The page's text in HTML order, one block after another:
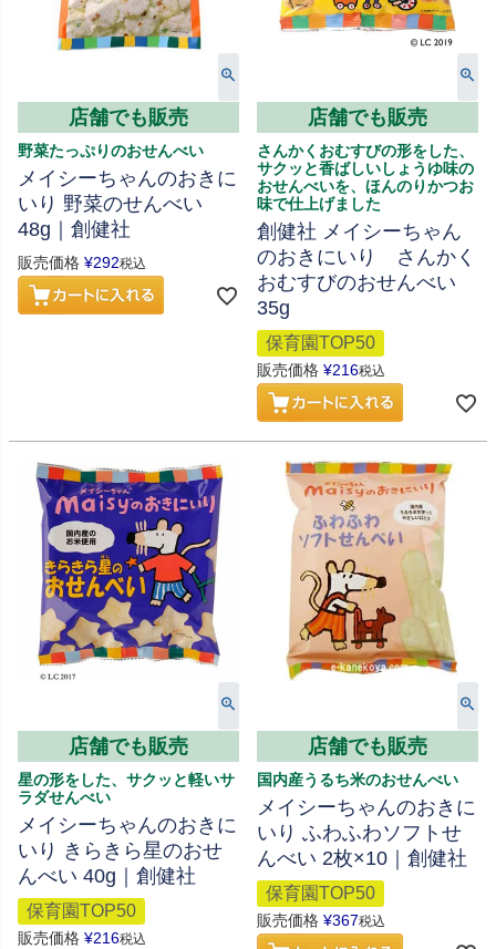
店舗でも販売
野菜たっぷりのおせんべい
メイシーちゃんのおきに
いり 野菜のせんべい
48g｜創健社
販売価格 ¥292税込
店舗でも販売
さんかくおむすびの形をした、
サクッと香ばしいしょうゆ味の
おせんべいを、ほんのりかつお
味で仕上げました
創健社 メイシーちゃん
のおきにいり さんかく
おむすびのおせんべい
35g
保育園TOP50
販売価格 ¥216税込
店舗でも販売
星の形をした、サクッと軽いサ
ラダせんべい
メイシーちゃんのおきに
いり きらきら星のおせ
んべい 40g｜創健社
保育園TOP50
販売価格 ¥216税込
店舗でも販売
国内産うるち米のおせんべい
メイシーちゃんのおきに
いり ふわふわソフトせ
んべい 2枚×10｜創健社
保育園TOP50
販売価格 ¥367税込